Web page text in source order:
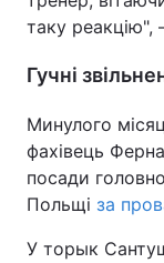
таку реакцію",
Гучні
Минулого
фахівець
посади
Польщі за
У торык